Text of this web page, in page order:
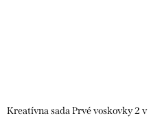
Kreatívna sada Prvé voskovky 2 v